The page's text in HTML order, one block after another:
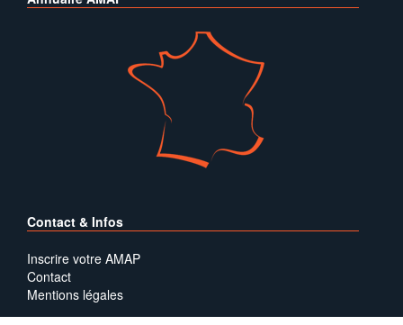
Contact & Infos
Inscrire votre AMAP
Contact
Mentions légales